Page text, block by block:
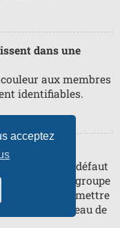
acceptez
dans une
aux membres
identifiables.
?
celui par défaut
la couleur de groupe
peut vous permettre
votre panneau de